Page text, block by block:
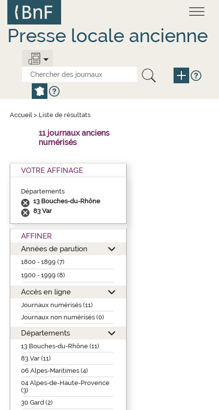
contenu
principal
Presse locale ancienne
Accueil > Liste de résultats
11 journaux anciens
numérisés
VOTRE AFFINAGE
Départements
13 Bouches-du-Rhône
83 Var
AFFINER
Années de parution
1800 - 1899 (7)
1900 - 1999 (8)
Accès en ligne
Journaux numérisés (11)
Journaux non numérisés (0)
Départements
13 Bouches-du-Rhône (11)
83 Var (11)
06 Alpes-Maritimes (4)
04 Alpes-de-Haute-Provence
(3)
30 Gard (2)
Panneau de gestion des cookies